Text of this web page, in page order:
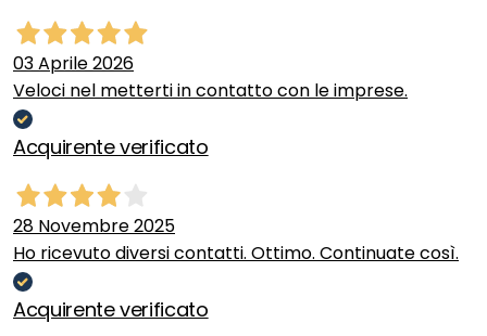
03 Aprile 2026
Veloci nel metterti in contatto con le imprese.
Acquirente verificato
28 Novembre 2025
Ho ricevuto diversi contatti. Ottimo. Continuate così.
Acquirente verificato